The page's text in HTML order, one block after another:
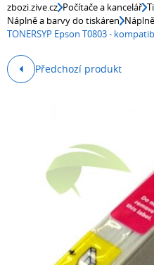
zbozi.zive.cz Počítače a kancelář
Náplně a barvy do tiskáren
TONERSYP Epson T0803 -
Předchozí produkt